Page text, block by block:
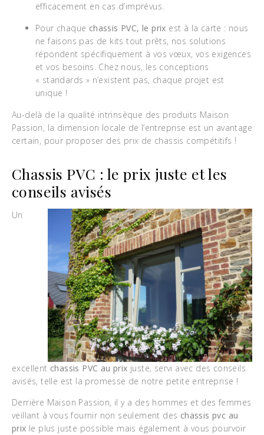
efficacement en cas d’imprévus.
Pour chaque chassis PVC, le prix est à la carte : nous
ne faisons pas de kits tout prêts, nos solutions
répondent spécifiquement à vos vœux, vos exigences
et vos besoins. Chez nous, les conceptions
« standards » n’existent pas, chaque projet est
unique !
Au-delà de la qualité intrinsèque des produits Maison
Passion, la dimension locale de l’entreprise est un avantage
certain, pour proposer des prix de chassis compétitifs !
Chassis PVC : le prix juste et les
conseils avisés
Un
excellent chassis PVC au prix juste, servi avec des conseils
avisés, telle est la promesse de notre petite entreprise !
Derrière Maison Passion, il y a des hommes et des femmes
veillant à vous fournir non seulement des chassis pvc au
prix le plus juste possible mais également à vous pourvoir